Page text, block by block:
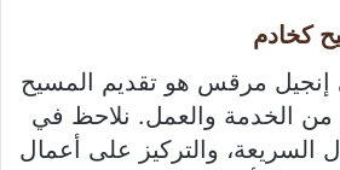
كخادم
إنجيل مرقس هو تقديم المسيح
الخدمة والعمل. نلاحظ في
السريعة، والتركيز على أعمال